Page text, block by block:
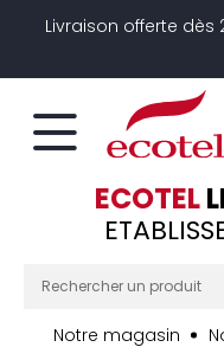
Livraison offerte dès
ECOTEL
Notre magasin
Panneau de gestion